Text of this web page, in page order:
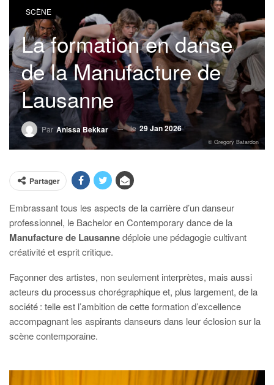
SCÈNE
La formation en danse
de la Manufacture de
Lausanne
Par Anissa Bekkar le 29 Jan 2026
© Gregory Batardon
Partager
Embrassant tous les aspects de la carrière d’un danseur
professionnel, le Bachelor en Contemporary dance de la
Manufacture de Lausannedéploie une pédagogie cultivant
créativité et esprit critique.
Façonner des artistes, non seulement interprètes, mais aussi
acteurs du processus chorégraphique et, plus largement, de la
société : telle est l’ambition de cette formation d’excellence
accompagnant les aspirants danseurs dans leur éclosion sur la
scène contemporaine.